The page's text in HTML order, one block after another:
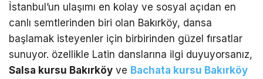
İstanbul’un ulaşımı en kolay ve sosyal açıdan en
canlı semtlerinden biri olan Bakırköy, dansa
başlamak isteyenler için birbirinden güzel fırsatlar
sunuyor. özellikle Latin danslarına ilgi duyuyorsanız,
Salsa kursu Bakırköy ve Bachata kursu Bakırköy